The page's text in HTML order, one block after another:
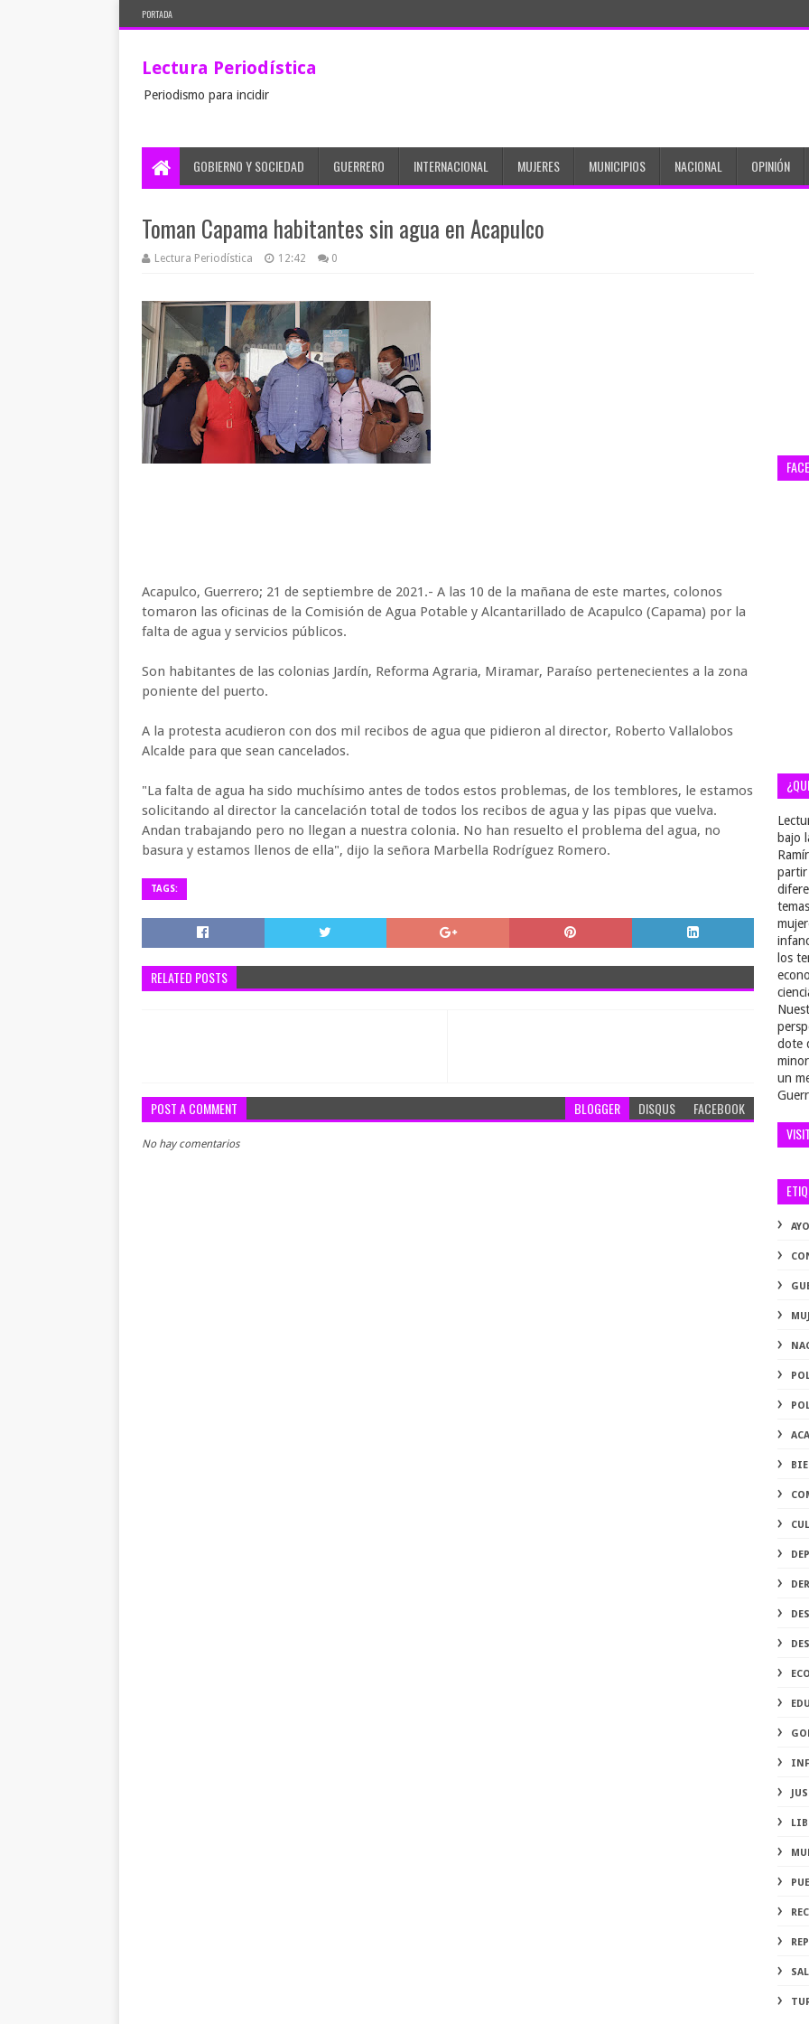
PORTADA
Lectura Periodística
Periodismo para incidir
GOBIERNO Y SOCIEDAD GUERRERO INTERNACIONAL MUJERES MUNICIPIOS NACIONAL OPINIÓN
Toman Capama habitantes sin agua en Acapulco
Lectura Periodística 12:42 0
Acapulco, Guerrero; 21 de septiembre de 2021.- A las 10 de la mañana de este martes, colonos
tomaron las oficinas de la Comisión de Agua Potable y Alcantarillado de Acapulco (Capama) por la
falta de agua y servicios públicos.
Son habitantes de las colonias Jardín, Reforma Agraria, Miramar, Paraíso pertenecientes a la zona
poniente del puerto.
A la protesta acudieron con dos mil recibos de agua que pidieron al director, Roberto Vallalobos
Alcalde para que sean cancelados.
"La falta de agua ha sido muchísimo antes de todos estos problemas, de los temblores, le estamos
solicitando al director la cancelación total de todos los recibos de agua y las pipas que vuelva.
Andan trabajando pero no llegan a nuestra colonia. No han resuelto el problema del agua, no
basura y estamos llenos de ella", dijo la señora Marbella Rodríguez Romero.
TAGS:
RELATED POSTS
POST A COMMENT BLOGGER DISQUS FACEBOOK
No hay comentarios
bajo
partir
los
dote
un